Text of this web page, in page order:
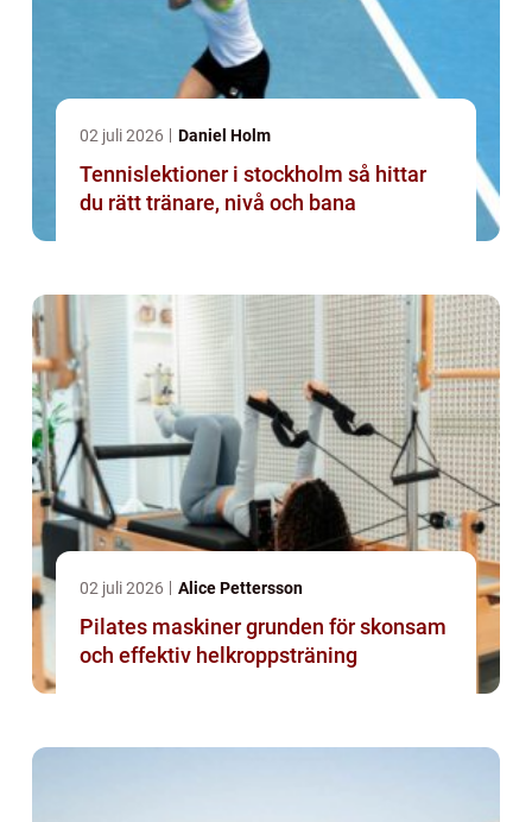
02 juli 2026 Daniel Holm
Tennislektioner i stockholm så hittar
du rätt tränare, nivå och bana
02 juli 2026 Alice Pettersson
Pilates maskiner grunden för skonsam
och effektiv helkroppsträning